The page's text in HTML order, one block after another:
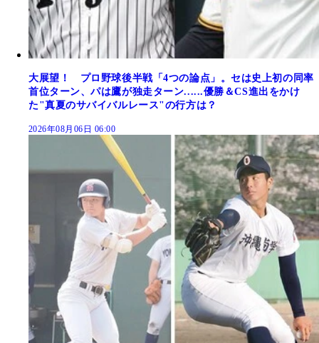
大展望！ プロ野球後半戦「4つの論点」。セは史上初の同率
首位ターン、パは鷹が独走ターン......優勝＆CS進出をかけ
た"真夏のサバイバルレース"の行方は？
2026年08月06日 06:00